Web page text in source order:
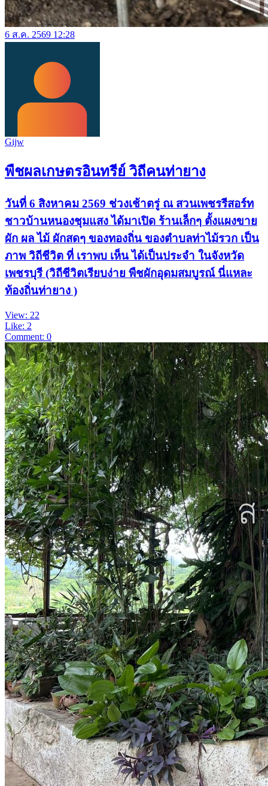
6 ส.ค. 2569 12:28
Gijw
พืชผลเกษตรอินทรีย์ วิถีคนท่ายาง
วันที่ 6 สิงหาคม 2569 ช่วงเช้าตรู่ ณ สวนเพชรรีสอร์ท
ชาวบ้านหนองชุมแสง ได้มาเปิด ร้านเล็กๆ ตั้งแผงขาย
ผัก ผล ไม้ ผักสดๆ ของทองถิ่น ของตำบลท่าไม้รวก เป็น
ภาพ วิถีชีวิต ที่ เราพบ เห็น ได้เป็นประจำ ในจังหวัด
เพชรบุรี (วิถีชีวิตเรียบง่าย พืชผักอุดมสมบูรณ์ นี่แหละ
ท้องถิ่นท่ายาง )
View: 22
Like: 2
Comment: 0